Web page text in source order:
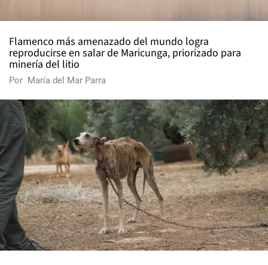
Flamenco más amenazado del mundo logra
reproducirse en salar de Maricunga, priorizado para
minería del litio
Por María del Mar Parra